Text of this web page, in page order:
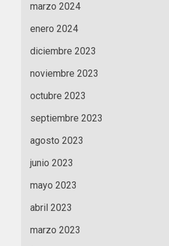
marzo 2024
enero 2024
diciembre 2023
noviembre 2023
octubre 2023
septiembre 2023
agosto 2023
junio 2023
mayo 2023
abril 2023
marzo 2023